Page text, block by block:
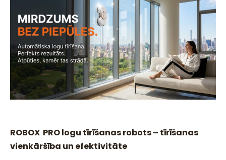
ROBOX PRO logu tīrīšanas robots – tīrīšanas
vienkāršība un efektivitāte